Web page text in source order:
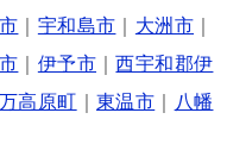
宇和島市 大洲市
伊予市
西宇和郡伊
高原町 ｜東温市
八幡